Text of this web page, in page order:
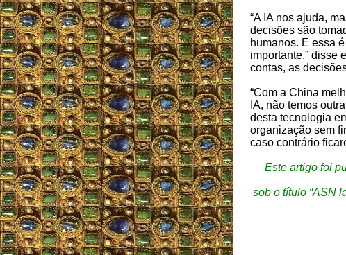
“A IA nos ajuda,
decisões são
humanos. E essa
importante,” disse
contas, as
“Com a China
IA, não temos
desta tecnologia
organização sem
caso contrário
Este artigo foi
sob o título “ASN